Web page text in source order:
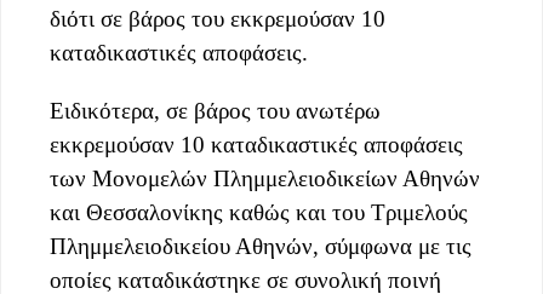
διότι σε βάρος του εκκρεμούσαν 10
καταδικαστικές αποφάσεις.
Ειδικότερα, σε βάρος του ανωτέρω
εκκρεμούσαν 10 καταδικαστικές αποφάσεις
των Μονομελών Πλημμελειοδικείων Αθηνών
και Θεσσαλονίκης καθώς και του Τριμελούς
Πλημμελειοδικείου Αθηνών, σύμφωνα με τις
οποίες καταδικάστηκε σε συνολική ποινή